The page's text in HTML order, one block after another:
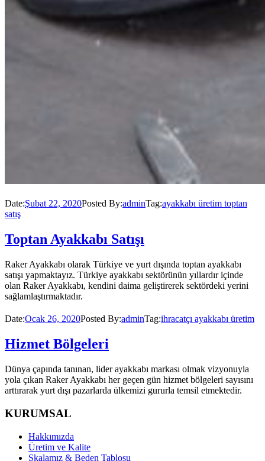
Date:Şubat 22, 2020Posted By:adminTag:ayakkabı üretim toptan
satış
Toptan Ayakkabı Satışı
Raker Ayakkabı olarak Türkiye ve yurt dışında toptan ayakkabı
satışı yapmaktayız. Türkiye ayakkabı sektörünün yıllardır içinde
olan Raker Ayakkabı, kendini daima geliştirerek sektördeki yerini
sağlamlaştırmaktadır.
Date:Ocak 26, 2020Posted By:adminTag:ihracatçı ayakkabı üretim
Hizmet Bölgeleri
Dünya çapında tanınan, lider ayakkabı markası olmak vizyonuyla
yola çıkan Raker Ayakkabı her geçen gün hizmet bölgeleri sayısını
arttırarak yurt dışı pazarlarda ülkemizi gururla temsil etmektedir.
KURUMSAL
Hakkımızda
Üretim ve Kalite
Skalamız & Beden Tablosu